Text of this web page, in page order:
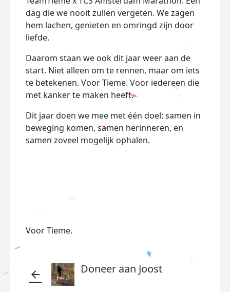
dag die we nooit zullen vergeten. We zagen
hem lachen, genieten en omringd zijn door
liefde.
Daarom staan we ook dit jaar weer aan de
start. Niet alleen om te rennen, maar om iets
te betekenen. Voor Tieme. Voor iedereen die
met kanker te maken heeft.
Dit jaar doen we mee met één doel: samen in
beweging komen, samen herinneren, en
samen zoveel mogelijk ophalen.
Voor Tieme.
arrow_back Doneer aan Joost